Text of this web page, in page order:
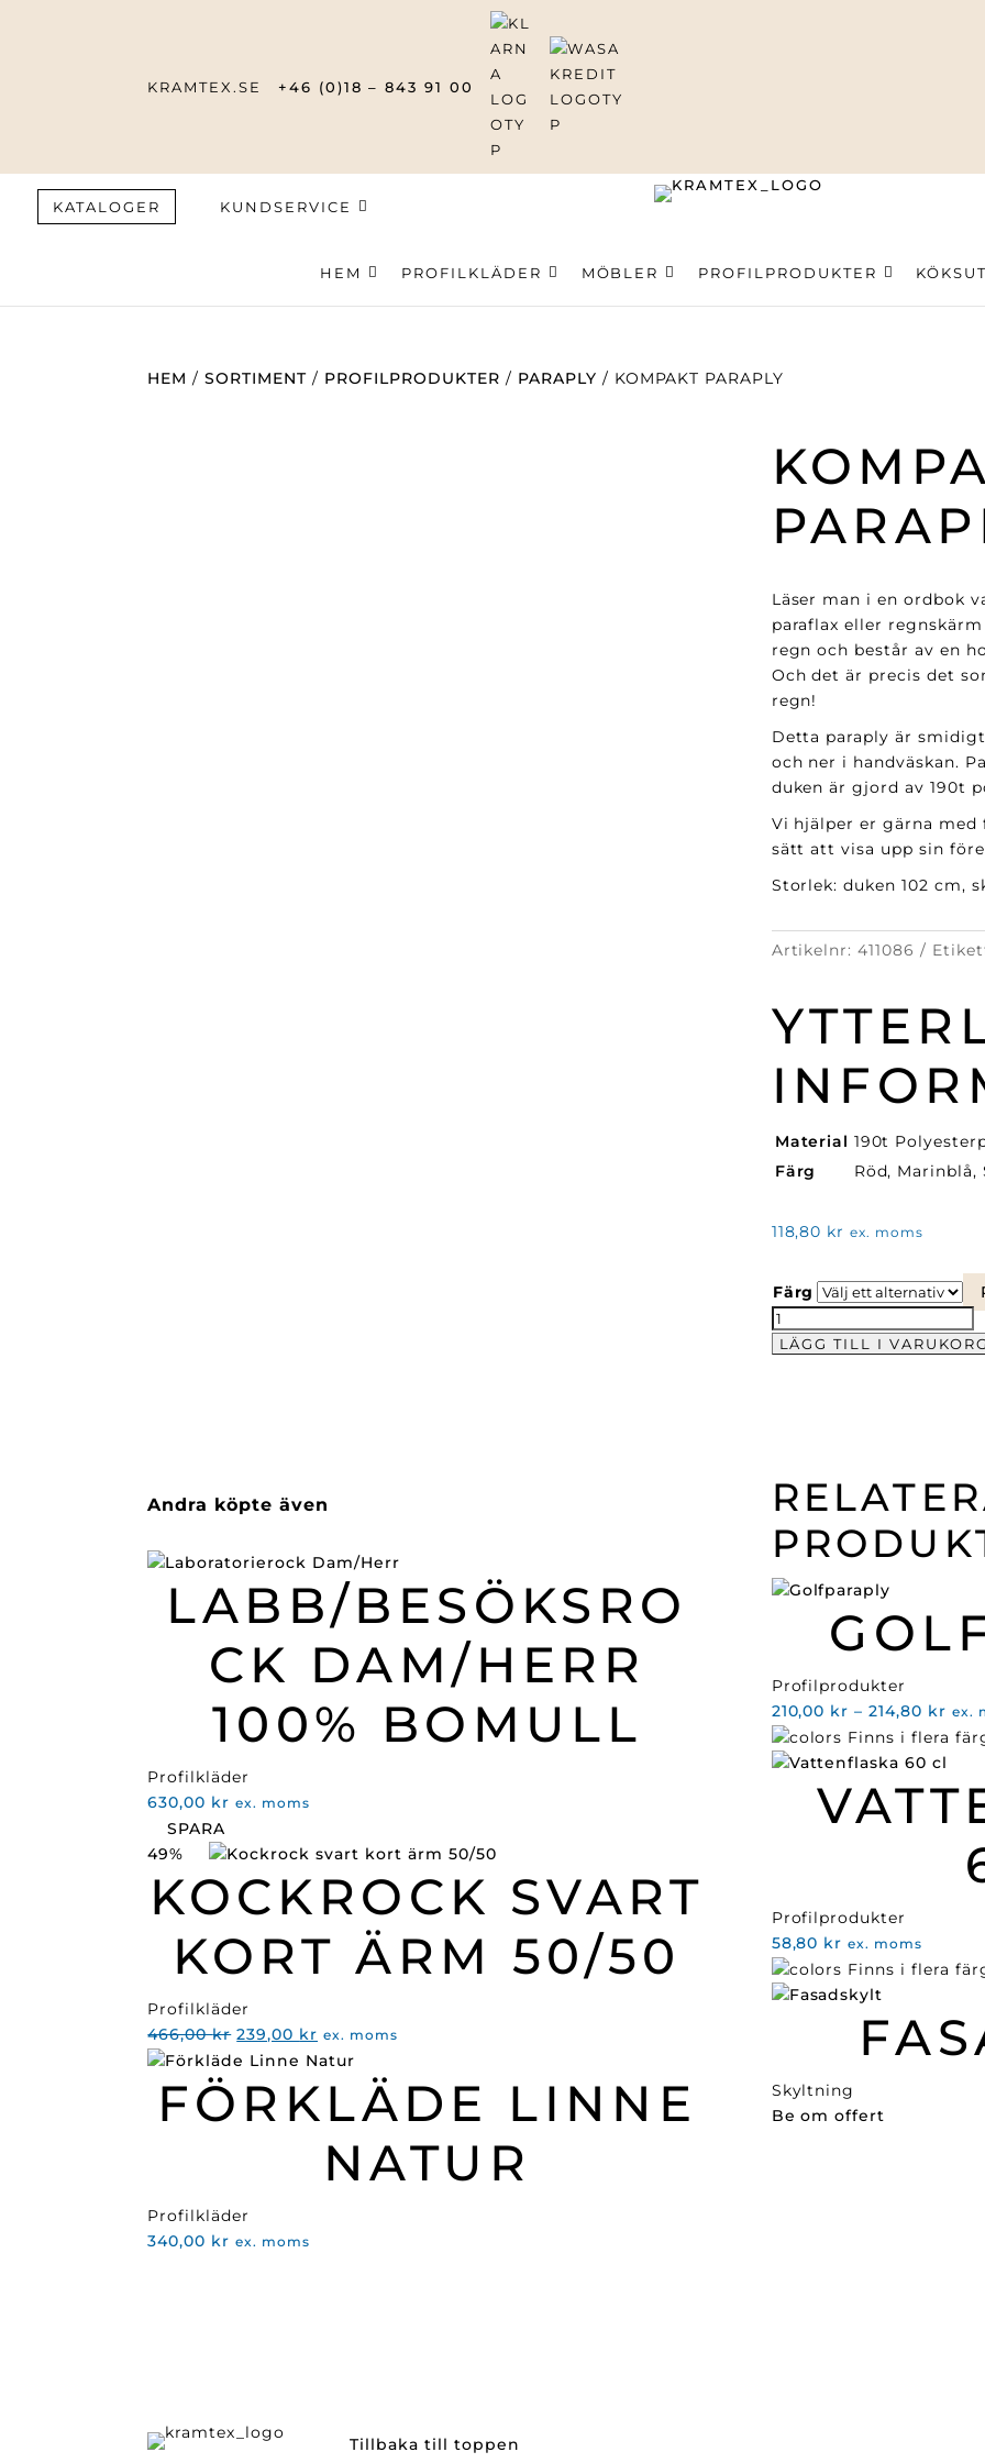
KRAMTEX.SE +46 (0)18 – 843 91 00
KATALOGER KUNDSERVICE
HEM PROFILKLÄDER MÖBLER PROFILPRODUKTER
Produktsökning
HEM /SORTIMENT / PROFILPRODUKTER / PARAPLY / KOMPAKT PARAPLY
Läser man i en ordbok
paraflax eller
regn och består av en
Och det är precis det
regn!
Detta paraply är
och ner i handväskan.
duken är gjord av 190t
Vi hjälper er gärna med
sätt att visa upp sin
Storlek: duken 102 cm,
Artikelnr:411086
Material 190t
Färg
Röd, Marinblå,
118,80 kr ex. moms
Färg
Kompakt
Paraply
LÄGG TILL I VARUKORG
Andra köpte även
LABB/BESÖKSRO
CK DAM/HERR
100% BOMULL
Profilkläder
630,00 kr ex. moms
SPARA
49%
KOCKROCK SVART
KORT ÄRM 50/50
Profilkläder
466,00kr Det
ursprungliga
priset
var:
239,00 kr Det
nuvarande
priset
ex. moms
FÖRKLÄDE LINNE
NATUR
Profilkläder
340,00 kr ex. moms
Profilprodukter
210,00 kr – 214,80 kr ex.
Finns i flera
Profilprodukter
58,80 kr ex. moms
Finns i flera
Skyltning
Be om offert
Tillbaka till toppen